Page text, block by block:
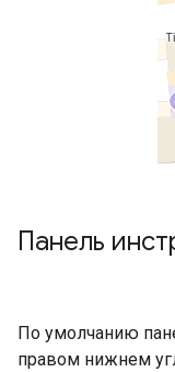
Панель
По умолчанию
правом нижнем